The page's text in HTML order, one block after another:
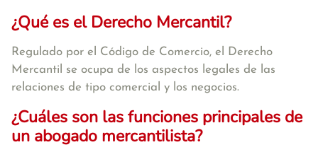
¿Qué es el Derecho Mercantil?
Regulado por el Código de Comercio, el Derecho
Mercantil se ocupa de los aspectos legales de las
relaciones de tipo comercial y los negocios.
¿Cuáles son las funciones principales de
un abogado mercantilista?